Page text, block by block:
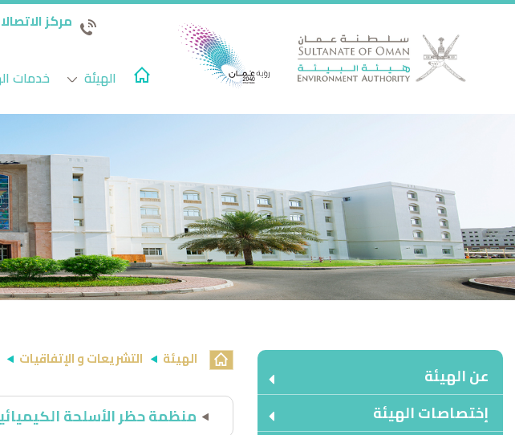
مركز الاتصالات 1991 / للبلاغات
الهيئة خدمات
عن الهيئة
إختصاصات الهيئة
الهيئة التشريعات و الإتفاقيات
منظمة حظر الأسلحة